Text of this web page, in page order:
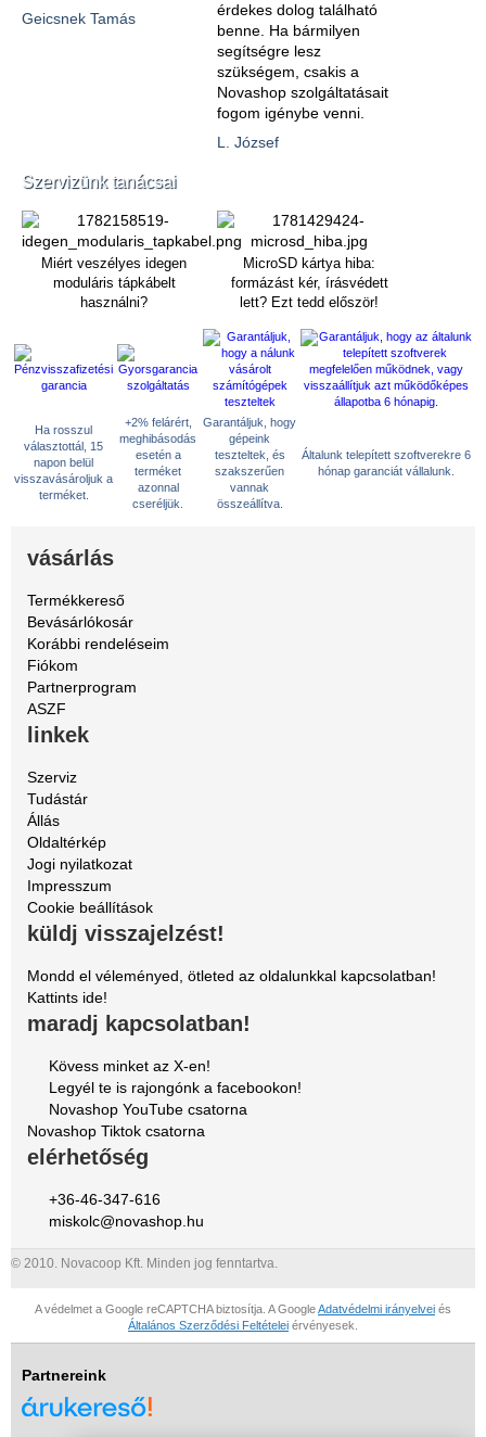
Geicsnek Tamás
érdekes dolog található
benne. Ha bármilyen
segítségre lesz
szükségem, csakis a
Novashop szolgáltatásait
fogom igénybe venni.
L. József
Szervizünk tanácsai
Miért veszélyes idegen
moduláris tápkábelt
használni?
MicroSD kártya hiba:
formázást kér, írásvédett
lett? Ezt tedd először!
Ha rosszul
választottál, 15
napon belül
visszavásároljuk a
terméket.
+2% felárért,
meghibásodás
esetén a
terméket
azonnal
cseréljük.
Garantáljuk, hogy
gépeink
teszteltek, és
szakszerűen
vannak
összeállítva.
Általunk telepített szoftverekre 6
hónap garanciát vállalunk.
vásárlás
Termékkereső
Bevásárlókosár
Korábbi rendeléseim
Fiókom
Partnerprogram
ASZF
linkek
Szerviz
Tudástár
Állás
Oldaltérkép
Jogi nyilatkozat
Impresszum
Cookie beállítások
küldj visszajelzést!
Mondd el véleményed, ötleted az oldalunkkal kapcsolatban!
Kattints ide!
maradj kapcsolatban!
Kövess minket az X-en!
Legyél te is rajongónk a facebookon!
Novashop YouTube csatorna
Novashop Tiktok csatorna
elérhetőség
+36-46-347-616
miskolc@novashop.hu
© 2010. Novacoop Kft. Minden jog fenntartva.
A védelmet a Google reCAPTCHA biztosítja. A GoogleAdatvédelmi irányelvei és
Általános Szerződési Feltételei érvényesek.
Partnereink